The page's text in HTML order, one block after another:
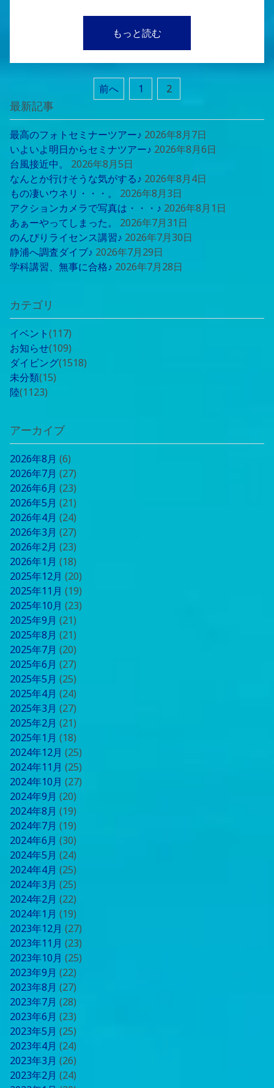
もっと読む
前へ 1 2
最新記事
最高のフォトセミナーツアー♪ 2026年8月7日
いよいよ明日からセミナツアー♪ 2026年8月6日
台風接近中。
2026年8月5日
なんとか行けそうな気がする♪ 2026年8月4日
もの凄いウネリ・・・。
2026年8月3日
アクションカメラで写真は・・・♪ 2026年8月1日
あぁーやってしまった。
2026年7月31日
のんびりライセンス講習♪ 2026年7月30日
静浦へ調査ダイブ♪ 2026年7月29日
学科講習、無事に合格♪ 2026年7月28日
カテゴリ
イベント(117)
お知らせ(109)
ダイビング(1518)
未分類(15)
陸(1123)
アーカイブ
2026年8月 (6)
2026年7月 (27)
2026年6月 (23)
2026年5月 (21)
2026年4月 (24)
2026年3月 (27)
2026年2月 (23)
2026年1月 (18)
2025年12月 (20)
2025年11月 (19)
2025年10月 (23)
2025年9月 (21)
2025年8月 (21)
2025年7月 (20)
2025年6月 (27)
2025年5月 (25)
2025年4月 (24)
2025年3月 (27)
2025年2月 (21)
2025年1月 (18)
2024年12月 (25)
2024年11月 (25)
2024年10月 (27)
2024年9月 (20)
2024年8月 (19)
2024年7月 (19)
2024年6月 (30)
2024年5月 (24)
2024年4月 (25)
2024年3月 (25)
2024年2月 (22)
2024年1月 (19)
2023年12月 (27)
2023年11月 (23)
2023年10月 (25)
2023年9月 (22)
2023年8月 (27)
2023年7月 (28)
2023年6月 (23)
2023年5月 (25)
2023年4月 (24)
2023年3月 (26)
2023年2月 (24)